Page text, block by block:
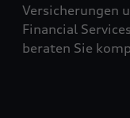
Versicherungen
Financial
beraten Sie